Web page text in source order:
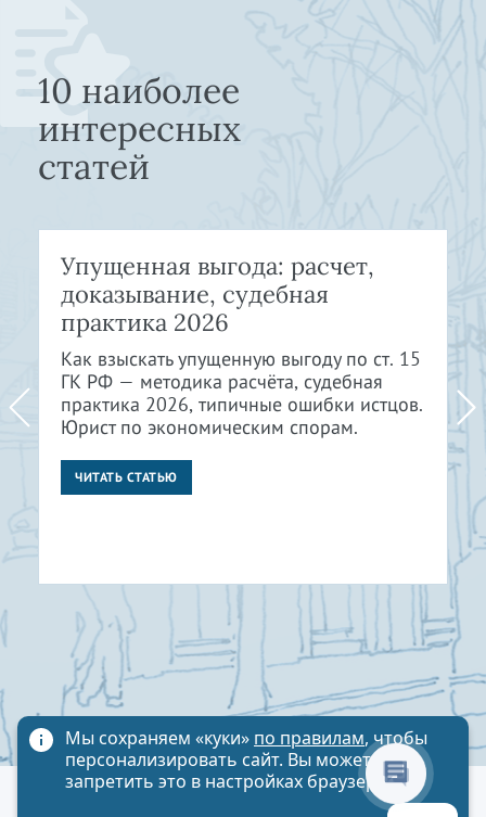
10 наиболее
интересных
статей
Упущенная выгода: расчет,
доказывание, судебная
практика 2026
Как взыскать упущенную выгоду по ст. 15
ГК РФ — методика расчёта, судебная
практика 2026, типичные ошибки истцов.
Юрист по экономическим спорам.
ЧИТАТЬ СТАТЬЮ
Политика обработки персональных данных
Мы сохраняем «куки» по правилам, чтобы
персонализировать сайт. Вы можете
запретить это в настройках браузера